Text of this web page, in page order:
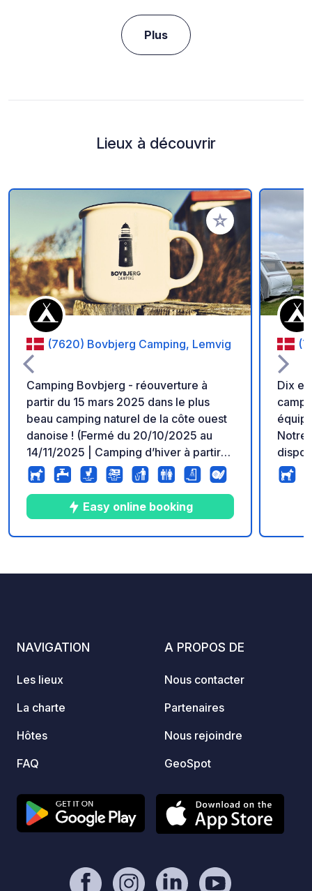
Plus
Lieux à découvrir
Ajouter à vos
(7620) Bovbjerg Camping, Lemvig
Camping Bovbjerg - réouverture à
partir du 15 mars 2025 dans le plus
beau camping naturel de la côte ouest
danoise ! (Fermé du 20/10/2025 au
14/11/2025 | Camping d’hiver à partir
du 15/11/2025) Bienvenue au camping
Bovbjerg – votre camping sur la côte
ouest du Danemark Notre camping
idyllique est situé au milieu de la nature
à couper le souffle de la côte ouest
Easy online booking
Dix
Notre
blocs
NAVIGATION
Les lieux
La charte
Hôtes
FAQ
A PROPOS DE
Nous contacter
Partenaires
Nous rejoindre
GeoSpot